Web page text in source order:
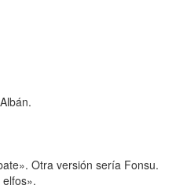
Otra versión sería Fonsu.